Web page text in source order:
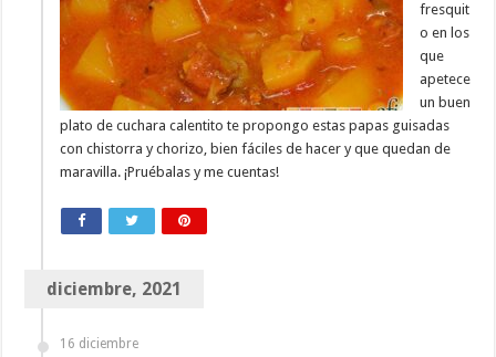
fresquit
o en los
que
apetece
un buen
plato de cuchara calentito te propongo estas papas guisadas
con chistorra y chorizo, bien fáciles de hacer y que quedan de
maravilla. ¡Pruébalas y me cuentas!
diciembre, 2021
16 diciembre